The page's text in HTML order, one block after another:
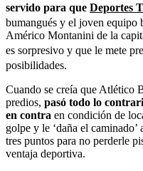
servido para que Deportes
bumangués y el joven equipo
Américo Montanini de la
es sorpresivo y que le mete
posibilidades.
Cuando se creía que Atlético
predios, pasó todo lo
en contra en condición de
golpe y le ‘daña el caminado’
tres puntos para no perderle
ventaja deportiva.